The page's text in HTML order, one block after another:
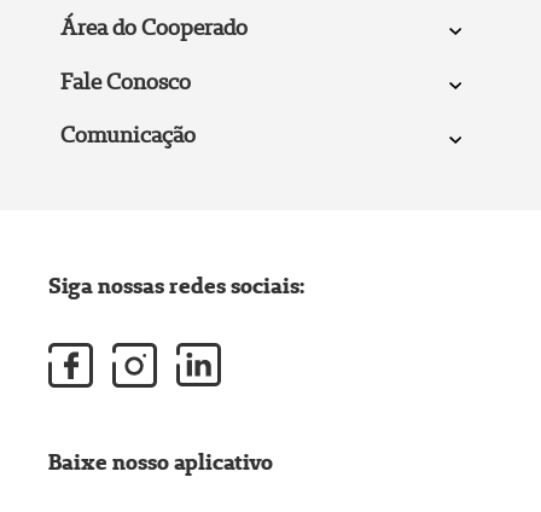
Área do Cooperado
Fale Conosco
Comunicação
Siga nossas redes sociais:
Baixe nosso aplicativo